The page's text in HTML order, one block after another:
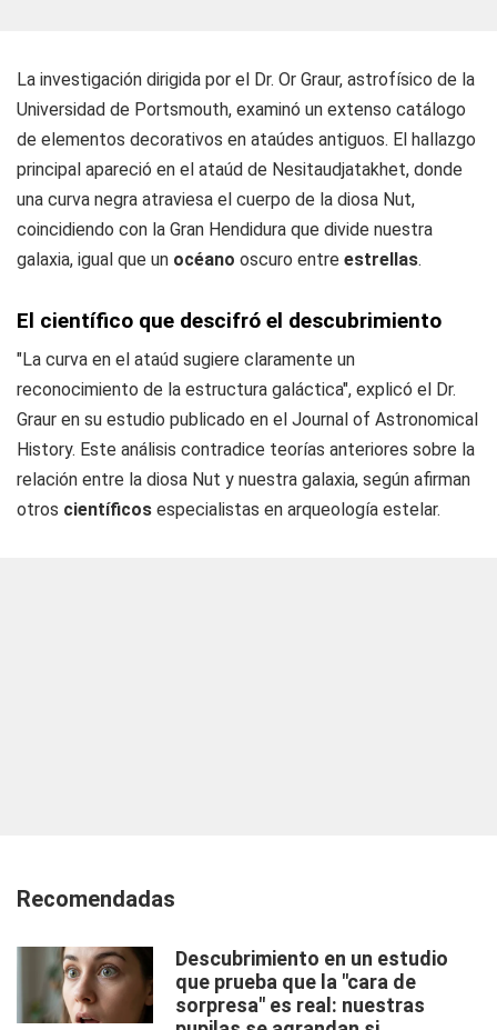
La investigación dirigida por el Dr. Or Graur, astrofísico de la
Universidad de Portsmouth, examinó un extenso catálogo
de elementos decorativos en ataúdes antiguos. El hallazgo
principal apareció en el ataúd de Nesitaudjatakhet, donde
una curva negra atraviesa el cuerpo de la diosa Nut,
coincidiendo con la Gran Hendidura que divide nuestra
galaxia, igual que un océano oscuro entre estrellas.
El científico que descifró el descubrimiento
"La curva en el ataúd sugiere claramente un
reconocimiento de la estructura galáctica", explicó el Dr.
Graur en su estudio publicado en el Journal of Astronomical
History. Este análisis contradice teorías anteriores sobre la
relación entre la diosa Nut y nuestra galaxia, según afirman
otros científicos especialistas en arqueología estelar.
Recomendadas
Descubrimiento en un estudio
que prueba que la "cara de
sorpresa" es real: nuestras